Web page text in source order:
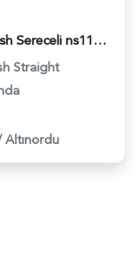
Scottish Sereceli ns1133 Erkek Kedimize Eş Arıyoruz - 8708
Straight
Altınordu